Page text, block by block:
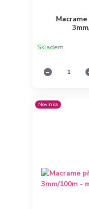
Skladem
Novinka